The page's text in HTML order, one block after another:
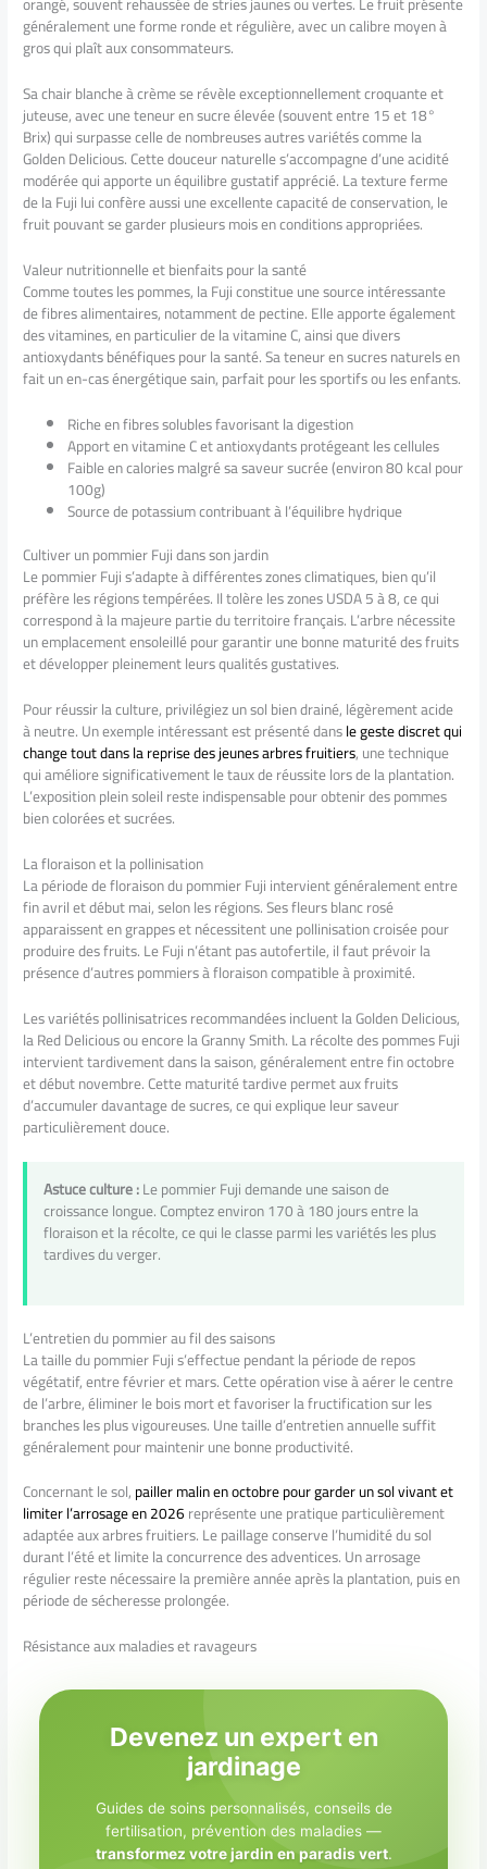
généralement une forme ronde et régulière, avec un calibre moyen à
gros qui plaît aux consommateurs.
Sa chair blanche à crème se révèle exceptionnellement croquante et
juteuse, avec une teneur en sucre élevée (souvent entre 15 et 18°
Brix) qui surpasse celle de nombreuses autres variétés comme la
Golden Delicious. Cette douceur naturelle s’accompagne d’une acidité
modérée qui apporte un équilibre gustatif apprécié. La texture ferme
de la Fuji lui confère aussi une excellente capacité de conservation, le
fruit pouvant se garder plusieurs mois en conditions appropriées.
Valeur nutritionnelle et bienfaits pour la santé
Comme toutes les pommes, la Fuji constitue une source intéressante
de fibres alimentaires, notamment de pectine. Elle apporte également
des vitamines, en particulier de la vitamine C, ainsi que divers
antioxydants bénéfiques pour la santé. Sa teneur en sucres naturels en
fait un en-cas énergétique sain, parfait pour les sportifs ou les enfants.
Riche en fibres solubles favorisant la digestion
Apport en vitamine C et antioxydants protégeant les cellules
Faible en calories malgré sa saveur sucrée (environ 80 kcal pour
100g)
Source de potassium contribuant à l’équilibre hydrique
Cultiver un pommier Fuji dans son jardin
Le pommier Fuji s’adapte à différentes zones climatiques, bien qu’il
préfère les régions tempérées. Il tolère les zones USDA 5 à 8, ce qui
correspond à la majeure partie du territoire français. L’arbre nécessite
un emplacement ensoleillé pour garantir une bonne maturité des fruits
et développer pleinement leurs qualités gustatives.
Pour réussir la culture, privilégiez un sol bien drainé, légèrement acide
à neutre. Un exemple intéressant est présenté dansle geste discret qui
change tout dans la reprise des jeunes arbres fruitiers, une technique
qui améliore significativement le taux de réussite lors de la plantation.
L’exposition plein soleil reste indispensable pour obtenir des pommes
bien colorées et sucrées.
La floraison et la pollinisation
La période de floraison du pommier Fuji intervient généralement entre
fin avril et début mai, selon les régions. Ses fleurs blanc rosé
apparaissent en grappes et nécessitent une pollinisation croisée pour
produire des fruits. Le Fuji n’étant pas autofertile, il faut prévoir la
présence d’autres pommiers à floraison compatible à proximité.
Les variétés pollinisatrices recommandées incluent la Golden Delicious,
la Red Delicious ou encore la Granny Smith. La récolte des pommes Fuji
intervient tardivement dans la saison, généralement entre fin octobre
et début novembre. Cette maturité tardive permet aux fruits
d’accumuler davantage de sucres, ce qui explique leur saveur
particulièrement douce.
Astuce culture :Le pommier Fuji demande une saison de
croissance longue. Comptez environ 170 à 180 jours entre la
floraison et la récolte, ce qui le classe parmi les variétés les plus
tardives du verger.
L’entretien du pommier au fil des saisons
La taille du pommier Fuji s’effectue pendant la période de repos
végétatif, entre février et mars. Cette opération vise à aérer le centre
de l’arbre, éliminer le bois mort et favoriser la fructification sur les
branches les plus vigoureuses. Une taille d’entretien annuelle suffit
généralement pour maintenir une bonne productivité.
Concernant le sol,pailler malin en octobre pour garder un sol vivant et
limiter l’arrosage en 2026représente une pratique particulièrement
adaptée aux arbres fruitiers. Le paillage conserve l’humidité du sol
durant l’été et limite la concurrence des adventices. Un arrosage
régulier reste nécessaire la première année après la plantation, puis en
période de sécheresse prolongée.
Résistance aux maladies et ravageurs
Devenez un expert en
jardinage
Guides de soins personnalisés, conseils de
fertilisation, prévention des maladies —
transformez votre jardin en paradis vert.